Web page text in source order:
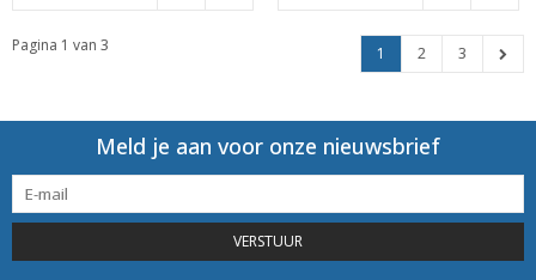
Pagina 1 van 3 1 2 3
Meld je aan voor onze nieuwsbrief
VERSTUUR